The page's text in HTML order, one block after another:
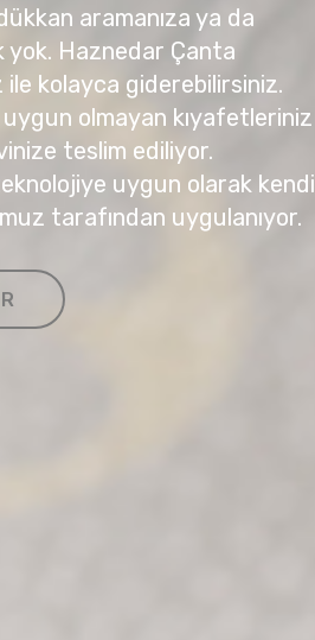
aramanıza ya da
yok. Haznedar Çanta
ile kolayca giderebilirsiniz.
olmayan kıyafetleriniz
teslim ediliyor.
uygun olarak kendi
tarafından uygulanıyor.